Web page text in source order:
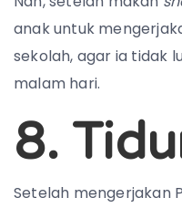
anak untuk
sekolah, agar ia tidak
malam hari.
8.
Setelah mengerjakan